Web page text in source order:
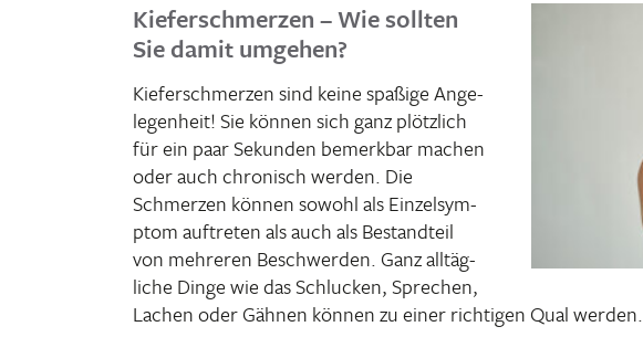
Kieferschmerzen – Wie sollten
Sie damit umgehen?
Kiefer­schmerzen sind keine spaßige Ange­
le­gen­heit! Sie können sich ganz plötz­lich
für ein paar Sekunden bemerkbar machen
oder auch chro­nisch werden. Die
Schmerzen können sowohl als Einzel­sym­
ptom auftreten als auch als Bestand­teil
von mehreren Beschwerden. Ganz alltäg­
liche Dinge wie das Schlu­cken, Spre­chen,
Lachen oder Gähnen können zu einer rich­tigen Qual werden.